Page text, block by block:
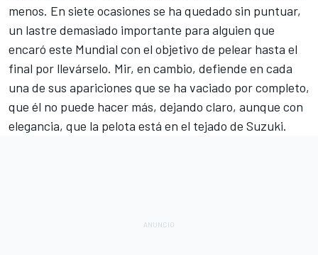
menos. En siete ocasiones se ha quedado sin puntuar,
un lastre demasiado importante para alguien que
encaró este Mundial con el objetivo de pelear hasta el
final por llevárselo. Mir, en cambio, defiende en cada
una de sus apariciones que se ha vaciado por completo,
que él no puede hacer más, dejando claro, aunque con
elegancia, que la pelota está en el tejado de Suzuki.